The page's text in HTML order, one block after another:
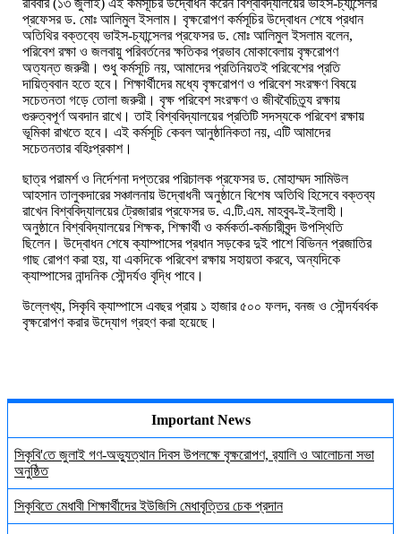
রবিবার (১৩ জুলাই) এই কর্মসূচির উদ্বোধন করেন বিশ্ববিদ্যালয়ের ভাইস-চ্যান্সেলর
প্রফেসর ড. মোঃ আলিমুল ইসলাম। বৃক্ষরোপণ কর্মসূচির উদ্বোধন শেষে প্রধান
অতিথির বক্তব্যে ভাইস-চ্যান্সেলর প্রফেসর ড. মোঃ আলিমুল ইসলাম বলেন,
পরিবেশ রক্ষা ও জলবায়ু পরিবর্তনের ক্ষতিকর প্রভাব মোকাবেলায় বৃক্ষরোপণ
অত্যন্ত জরুরী। শুধু কর্মসূচি নয়, আমাদের প্রতিনিয়তই পরিবেশের প্রতি
দায়িত্ববান হতে হবে। শিক্ষার্থীদের মধ্যে বৃক্ষরোপণ ও পরিবেশ সংরক্ষণ বিষয়ে
সচেতনতা গড়ে তোলা জরুরী। বৃক্ষ পরিবেশ সংরক্ষণ ও জীববৈচিত্র্য রক্ষায়
গুরুত্বপূর্ণ অবদান রাখে। তাই বিশ্ববিদ্যালয়ের প্রতিটি সদস্যকে পরিবেশ রক্ষায়
ভূমিকা রাখতে হবে। এই কর্মসূচি কেবল আনুষ্ঠানিকতা নয়, এটি আমাদের
সচেতনতার বহিঃপ্রকাশ।
ছাত্র পরামর্শ ও নির্দেশনা দপ্তরের পরিচালক প্রফেসর ড. মোহাম্মদ সামিউল
আহসান তালুকদারের সঞ্চালনায় উদ্বোধনী অনুষ্ঠানে বিশেষ অতিথি হিসেবে বক্তব্য
রাখেন বিশ্ববিদ্যালয়ের ট্রেজারার প্রফেসর ড. এ.টি.এম. মাহবুব-ই-ইলাহী।
অনুষ্ঠানে বিশ্ববিদ্যালয়ের শিক্ষক, শিক্ষার্থী ও কর্মকর্তা-কর্মচারীবৃন্দ উপস্থিতি
ছিলেন। উদ্বোধন শেষে ক্যাম্পাসের প্রধান সড়কের দুই পাশে বিভিন্ন প্রজাতির
গাছ রোপণ করা হয়, যা একদিকে পরিবেশ রক্ষায় সহায়তা করবে, অন্যদিকে
ক্যাম্পাসের নান্দনিক সৌন্দর্যও বৃদ্ধি পাবে।
উল্লেখ্য, সিকৃবি ক্যাম্পাসে এবছর প্রায় ১ হাজার ৫০০ ফলদ, বনজ ও সৌন্দর্যবর্ধক
বৃক্ষরোপণ করার উদ্যোগ গ্রহণ করা হয়েছে।
Important News
সিকৃবি'তে জুলাই গণ-অভ্যুত্থান দিবস উপলক্ষে বৃক্ষরোপণ, র‍্যালি ও আলোচনা সভা
অনুষ্ঠিত
সিকৃবিতে মেধাবী শিক্ষার্থীদের ইউজিসি মেধাবৃত্তির চেক প্রদান